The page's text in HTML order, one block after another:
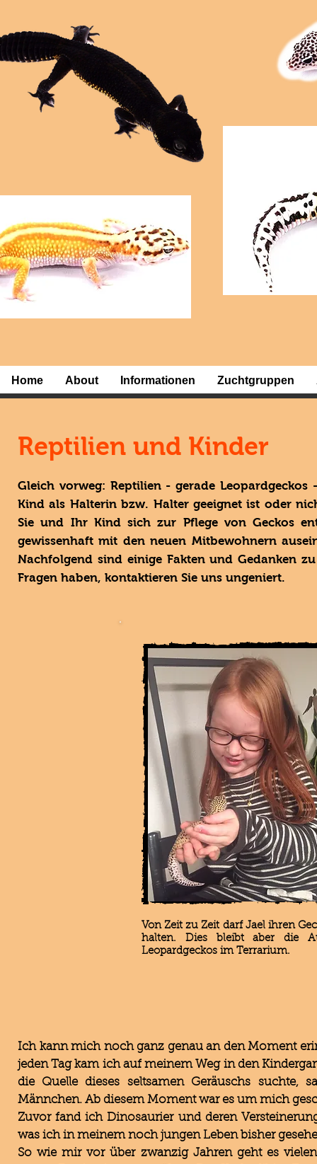
Home About Informationen Zuchtgruppen
Reptilien und Kinder
Gleich vorweg: Reptilien - gerade
Kind als Halterin bzw. Halter geeignet ist oder
Sie und Ihr Kind sich zur Pflege von Geckos
gewissenhaft mit den neuen Mitbewohnern
Nachfolgend sind einige Fakten und Gedanken
Fragen haben, kontaktieren Sie uns ungeniert.
Von Zeit zu Zeit darf Jael ihren
halten. Dies bleibt aber die
Leopardgeckos im Terrarium.
Ich kann mich noch ganz genau an den Moment
jeden Tag kam ich auf meinem Weg in den
die Quelle dieses seltsamen Geräuschs suchte,
Männchen. Ab diesem Moment war es um mich
Zuvor fand ich Dinosaurier und deren
was ich in meinem noch jungen Leben bisher
So wie mir vor über zwanzig Jahren geht es